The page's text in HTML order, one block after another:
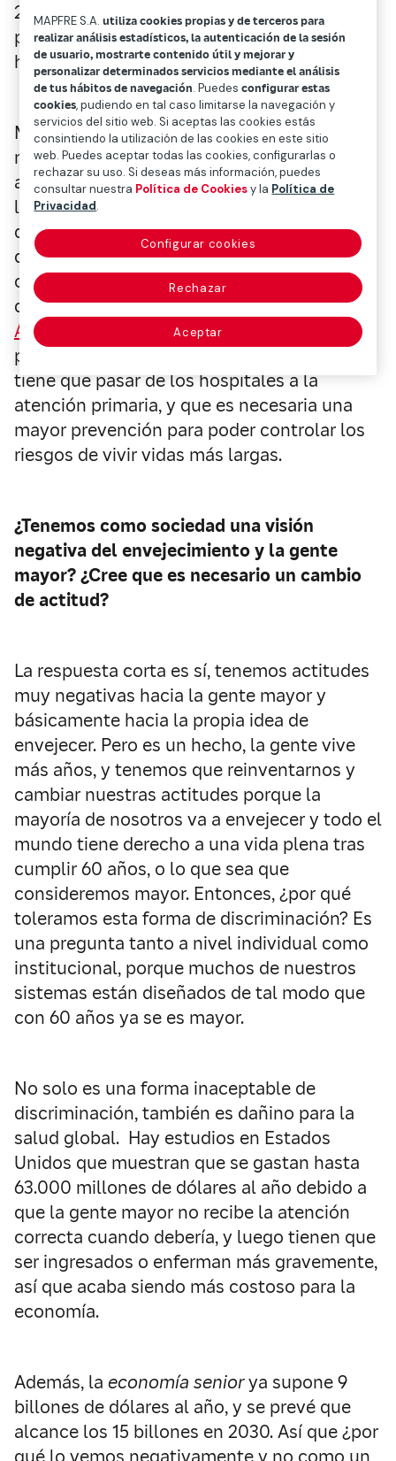
2050; y la esperanza de vida en el mundo ha
pasado de los 53 años en 1960 hasta los 73
hoy en día, y eso es solo la media.
Mientras que el ritmo de mejoras en la
mortalidad se ha reducido en los últimos
años, Bhattarchaya-Craven cree que la
longevidad puede ser un importante vector
de crecimiento económico, un fenómeno
que Mapfre lleva tiempo estudiando y
ofreciendo una visión positiva de él a través
de suCentro de Investigación
Ageingnomics
. Además, la experta en
políticas sanitarias defiende que la salud
tiene que pasar de los hospitales a la
atención primaria, y que es necesaria una
mayor prevención para poder controlar los
riesgos de vivir vidas más largas.
¿Tenemos como sociedad una visión
negativa del envejecimiento y la gente
mayor? ¿Cree que es necesario un cambio
de actitud?
La respuesta corta es sí, tenemos actitudes
muy negativas hacia la gente mayor y
básicamente hacia la propia idea de
envejecer. Pero es un hecho, la gente vive
más años, y tenemos que reinventarnos y
cambiar nuestras actitudes porque la
mayoría de nosotros va a envejecer y todo el
mundo tiene derecho a una vida plena tras
cumplir 60 años, o lo que sea que
consideremos mayor. Entonces, ¿por qué
toleramos esta forma de discriminación? Es
una pregunta tanto a nivel individual como
institucional, porque muchos de nuestros
sistemas están diseñados de tal modo que
con 60 años ya se es mayor.
No solo es una forma inaceptable de
discriminación, también es dañino para la
salud global. Hay estudios en Estados
Unidos que muestran que se gastan hasta
63.000 millones de dólares al año debido a
que la gente mayor no recibe la atención
correcta cuando debería, y luego tienen que
ser ingresados o enferman más gravemente,
así que acaba siendo más costoso para la
economía.
Además, la economía seniorya supone 9
billones de dólares al año, y se prevé que
alcance los 15 billones en 2030. Así que ¿por
MAPFRE S.A.utiliza cookies propias y de terceros para
realizar análisis estadísticos, la autenticación de la sesión
de usuario, mostrarte contenido útil y mejorar y
personalizar determinados servicios mediante el análisis
de tus hábitos de navegación . Puedesconfigurar estas
cookies , pudiendo en tal caso limitarse la navegación y
servicios del sitio web. Si aceptas las cookies estás
consintiendo la utilización de las cookies en este sitio
web. Puedes aceptar todas las cookies, configurarlas o
rechazar su uso. Si deseas más información, puedes
consultar nuestra Política de Cookiesy la Política de
Privacidad
Configurar cookies
Rechazar
Aceptar